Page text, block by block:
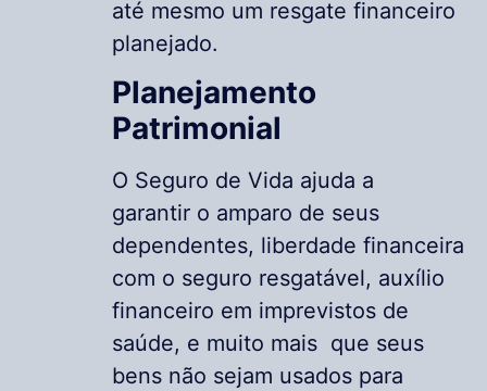
até mesmo um resgate financeiro
planejado.
Planejamento
Patrimonial
O Seguro de Vida ajuda a
garantir o amparo de seus
dependentes, liberdade financeira
com o seguro resgatável, auxílio
financeiro em imprevistos de
saúde, e muito mais que seus
bens não sejam usados para